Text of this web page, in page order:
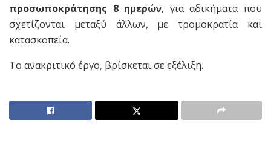
προσωποκράτησης 8 ημερών, για αδικήματα που
σχετίζονται μεταξύ άλλων, με τρομοκρατία και
κατασκοπεία.
Το ανακριτικό έργο, βρίσκεται σε εξέλιξη.